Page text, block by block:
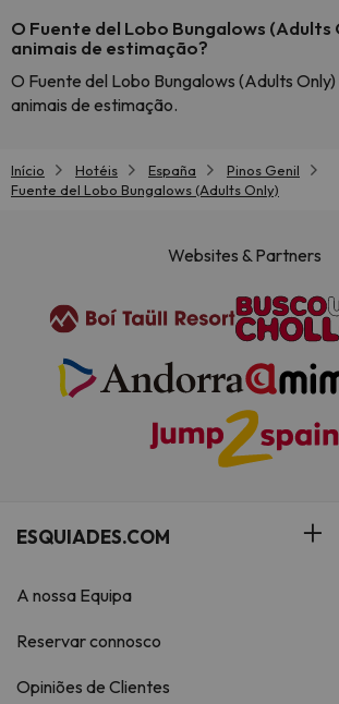
O Fuente del Lobo Bungalows (Adults
animais de estimação?
O Fuente del Lobo Bungalows (Adults
animais de estimação.
Início Hotéis España
Pinos Genil
Fuente del Lobo Bungalows (Adults Only)
Websites & Partners
ESQUIADES.COM
A nossa Equipa
Reservar connosco
Opiniões de Clientes